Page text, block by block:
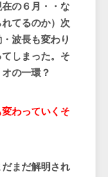
の６月・・な
てるのか）次
波長も変わり
しまった。そ
の一環？
わっていくそ
まだ解明され